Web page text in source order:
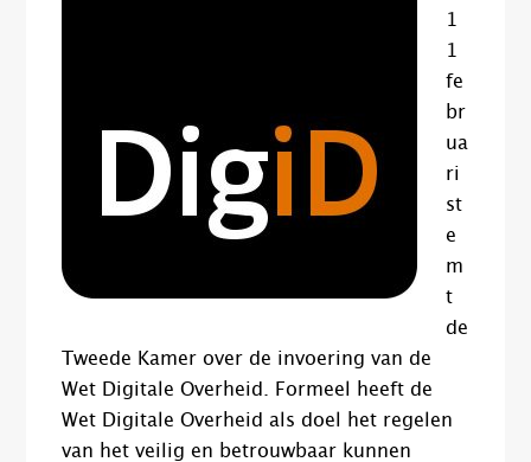
1
1
fe
br
ua
ri
st
e
m
t
de
Tweede Kamer over de invoering van de
Wet Digitale Overheid. Formeel heeft de
Wet Digitale Overheid als doel het regelen
van het veilig en betrouwbaar kunnen